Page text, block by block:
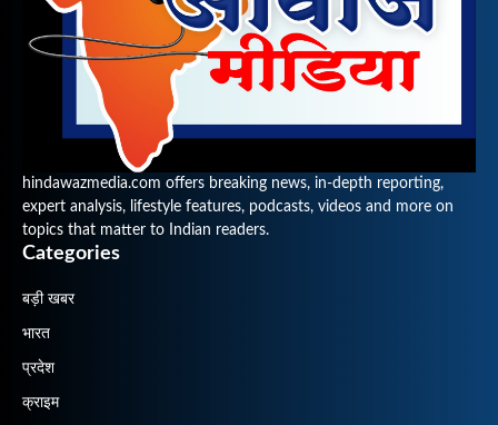
hindawazmedia.com offers breaking news, in-depth reporting,
expert analysis, lifestyle features, podcasts, videos and more on
topics that matter to Indian readers.
Categories
बड़ी खबर
भारत
प्रदेश
क्राइम